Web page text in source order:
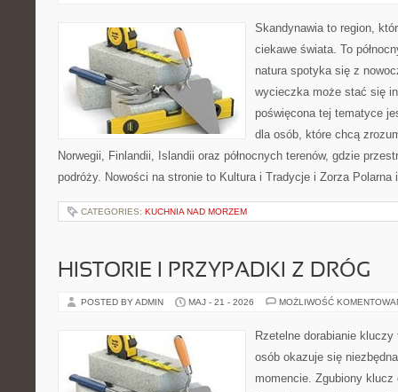
Skandynawia to region,
ciekawe świata. To
natura spotyka się z
wycieczka może stać się
poświęcona tej tematyce
dla osób, które chcą
Norwegii, Finlandii, Islandii oraz północnych terenów, gdzie
podróży. Nowości na stronie to Kultura i Tradycje i Zorza
CATEGORIES: KUCHNIA NAD MORZEM
HISTORIE I PRZYPADKI Z DRÓG
POSTED BY ADMIN MAJ - 21 - 2026 MOŻLIWOŚĆ
Rzetelne dorabianie
osób okazuje się
momencie. Zgubiony